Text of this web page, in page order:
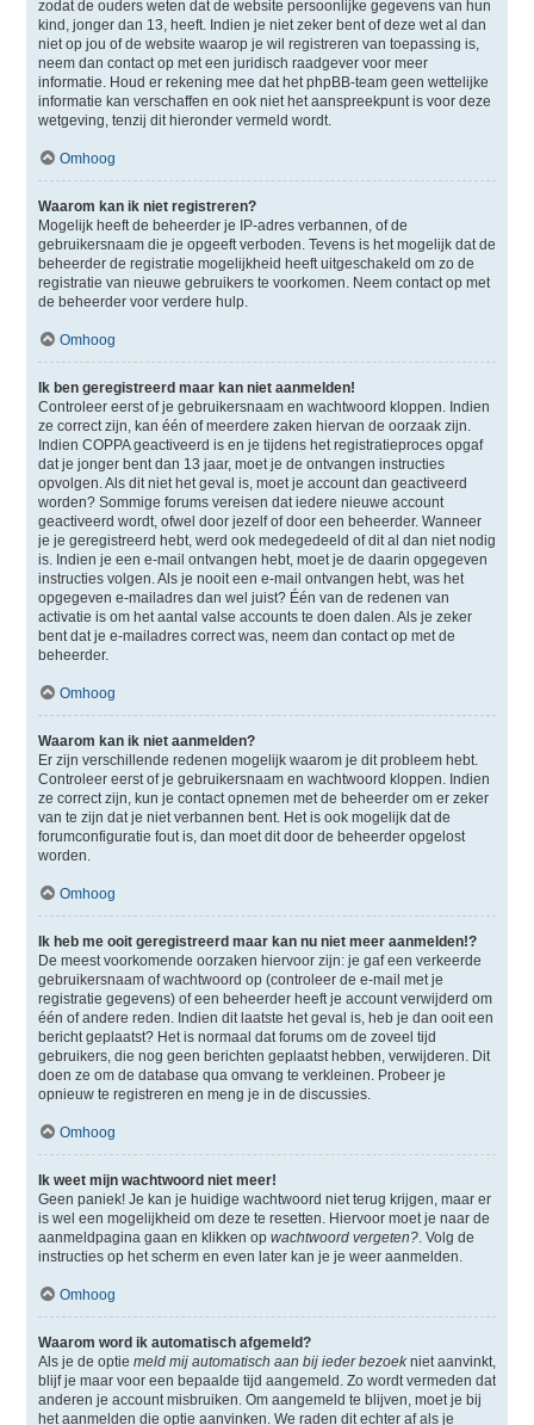
zodat de ouders weten dat de website persoonlijke gegevens van hun
kind, jonger dan 13, heeft. Indien je niet zeker bent of deze wet al dan
niet op jou of de website waarop je wil registreren van toepassing is,
neem dan contact op met een juridisch raadgever voor meer
informatie. Houd er rekening mee dat het phpBB-team geen wettelijke
informatie kan verschaffen en ook niet het aanspreekpunt is voor deze
wetgeving, tenzij dit hieronder vermeld wordt.
Omhoog
Waarom kan ik niet registreren?
Mogelijk heeft de beheerder je IP-adres verbannen, of de
gebruikersnaam die je opgeeft verboden. Tevens is het mogelijk dat de
beheerder de registratie mogelijkheid heeft uitgeschakeld om zo de
registratie van nieuwe gebruikers te voorkomen. Neem contact op met
de beheerder voor verdere hulp.
Omhoog
Ik ben geregistreerd maar kan niet aanmelden!
Controleer eerst of je gebruikersnaam en wachtwoord kloppen. Indien
ze correct zijn, kan één of meerdere zaken hiervan de oorzaak zijn.
Indien COPPA geactiveerd is en je tijdens het registratieproces opgaf
dat je jonger bent dan 13 jaar, moet je de ontvangen instructies
opvolgen. Als dit niet het geval is, moet je account dan geactiveerd
worden? Sommige forums vereisen dat iedere nieuwe account
geactiveerd wordt, ofwel door jezelf of door een beheerder. Wanneer
je je geregistreerd hebt, werd ook medegedeeld of dit al dan niet nodig
is. Indien je een e-mail ontvangen hebt, moet je de daarin opgegeven
instructies volgen. Als je nooit een e-mail ontvangen hebt, was het
opgegeven e-mailadres dan wel juist? Één van de redenen van
activatie is om het aantal valse accounts te doen dalen. Als je zeker
bent dat je e-mailadres correct was, neem dan contact op met de
beheerder.
Omhoog
Waarom kan ik niet aanmelden?
Er zijn verschillende redenen mogelijk waarom je dit probleem hebt.
Controleer eerst of je gebruikersnaam en wachtwoord kloppen. Indien
ze correct zijn, kun je contact opnemen met de beheerder om er zeker
van te zijn dat je niet verbannen bent. Het is ook mogelijk dat de
forumconfiguratie fout is, dan moet dit door de beheerder opgelost
worden.
Omhoog
Ik heb me ooit geregistreerd maar kan nu niet meer aanmelden!?
De meest voorkomende oorzaken hiervoor zijn: je gaf een verkeerde
gebruikersnaam of wachtwoord op (controleer de e-mail met je
registratie gegevens) of een beheerder heeft je account verwijderd om
één of andere reden. Indien dit laatste het geval is, heb je dan ooit een
bericht geplaatst? Het is normaal dat forums om de zoveel tijd
gebruikers, die nog geen berichten geplaatst hebben, verwijderen. Dit
doen ze om de database qua omvang te verkleinen. Probeer je
opnieuw te registreren en meng je in de discussies.
Omhoog
Ik weet mijn wachtwoord niet meer!
Geen paniek! Je kan je huidige wachtwoord niet terug krijgen, maar er
is wel een mogelijkheid om deze te resetten. Hiervoor moet je naar de
aanmeldpagina gaan en klikken op wachtwoord vergeten?. Volg de
instructies op het scherm en even later kan je je weer aanmelden.
Omhoog
Waarom word ik automatisch afgemeld?
Als je de optie meld mij automatisch aan bij ieder bezoekniet aanvinkt,
blijf je maar voor een bepaalde tijd aangemeld. Zo wordt vermeden dat
anderen je account misbruiken. Om aangemeld te blijven, moet je bij
het aanmelden die optie aanvinken. We raden dit echter af als je